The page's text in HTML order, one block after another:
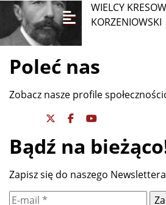
WIELCY
KORZENIOWSKI
Poleć nas
Zobacz nasze profile
Bądź na
Zapisz się do naszego Newslettera